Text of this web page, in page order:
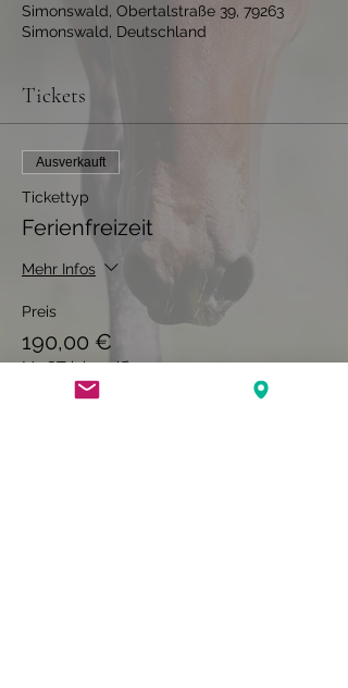
Simonswald, Obertalstraße 39, 79263
Simonswald, Deutschland
Tickets
Ausverkauft
Tickettyp
Ferienfreizeit
Mehr Infos
Preis
190,00 €
MwST inbegriffen